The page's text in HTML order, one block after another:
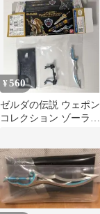
¥560
ゼルダの伝説 ウェポン
コレクション ゾーラの